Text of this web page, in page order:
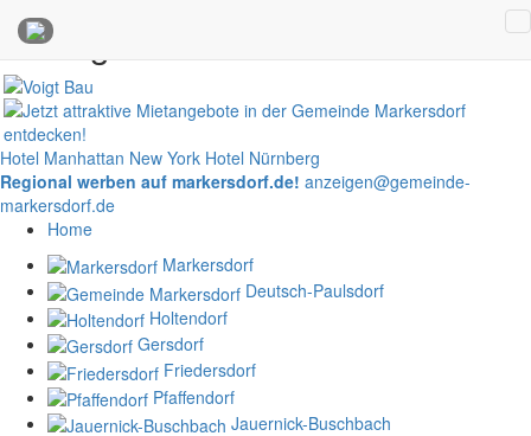
Anzeigen
Hotel Manhattan New York Hotel Nürnberg
Regional werben auf markersdorf.de! anzeigen@gemeinde-
markersdorf.de
Home
Markersdorf
Deutsch-Paulsdorf
Holtendorf
Gersdorf
Friedersdorf
Pfaffendorf
Jauernick-Buschbach